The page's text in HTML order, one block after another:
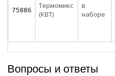
75886
Термомикс
(КВТ)
в
наборе
Вопросы и ответы